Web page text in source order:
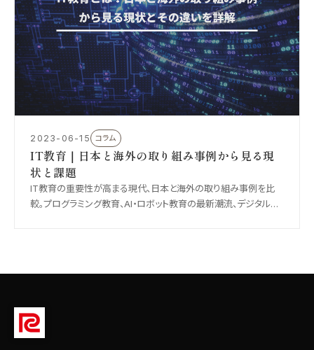
2023-06-15 コラム
IT教育｜日本と海外の取り組み事例から見る現
状と課題
IT教育の重要性が高まる現代、日本と海外の取り組み事例を比
較。プログラミング教育、AI・ロボット教育の最新潮流、デジタルデ